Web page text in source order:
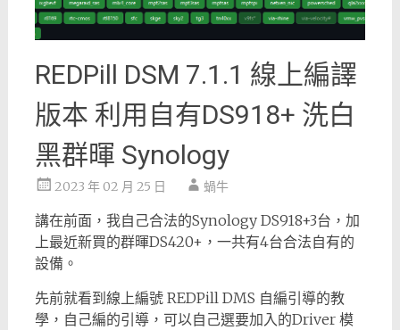
REDPill DSM 7.1.1 線上編譯
版本 利用自有DS918+ 洗白
黑群暉 Synology
2023 年 02 月 25 日 蝸牛
講在前面，我自己合法的Synology DS918+3台，加
上最近新買的群暉DS420+，一共有4台合法自有的
設備。
先前就看到線上編號 REDPill DMS 自編引導的教
學，自己編的引導，可以自己選要加入的Driver 模